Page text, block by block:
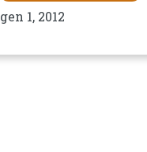
gen 1, 2012